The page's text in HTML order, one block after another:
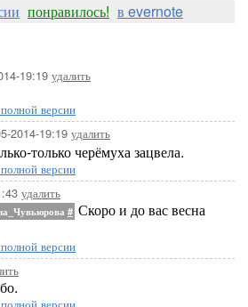
понравилось! в evernote
19:19 удалить
версии
2014-19:19 удалить
только черёмуха зацвела.
версии
удалить
# Скоро и до вас весна
версии